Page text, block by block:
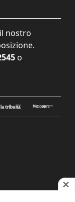
nostro
o